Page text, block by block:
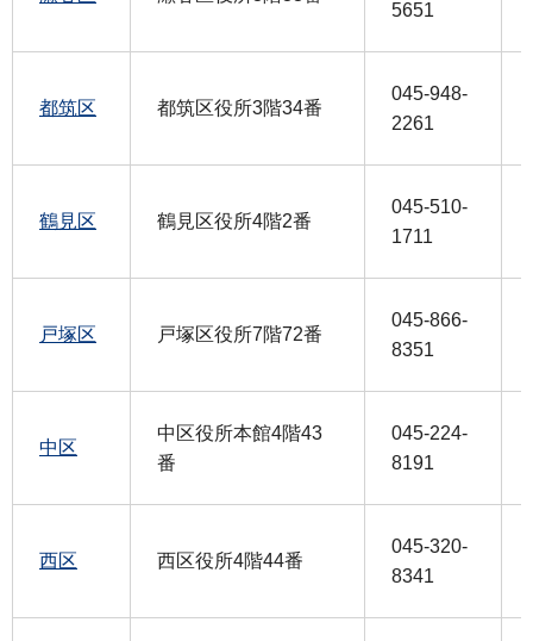
5651
都筑区 都筑区役所3階34番
045-948-
2261
鶴見区 鶴見区役所4階2番
045-510-
1711
戸塚区 戸塚区役所7階72番
045-866-
8351
中区
中区役所本館4階43
番
045-224-
8191
西区 西区役所4階44番
045-320-
8341